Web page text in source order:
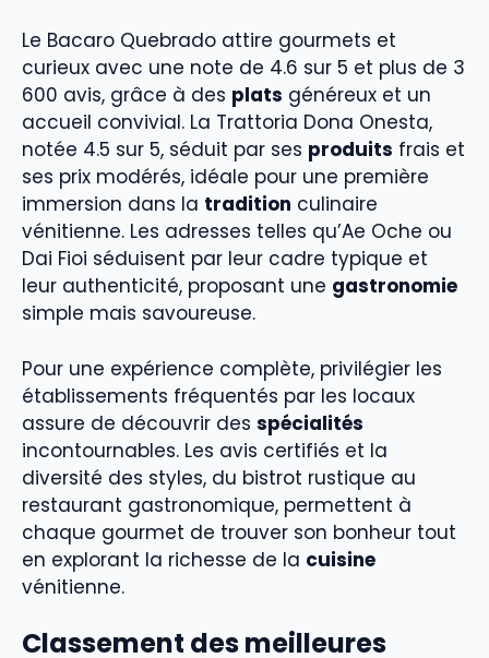
Le Bacaro Quebrado attire gourmets et
curieux avec une note de 4.6 sur 5 et plus de 3
600 avis, grâce à des plats généreux et un
accueil convivial. La Trattoria Dona Onesta,
notée 4.5 sur 5, séduit par ses produits frais et
ses prix modérés, idéale pour une première
immersion dans la tradition culinaire
vénitienne. Les adresses telles qu’Ae Oche ou
Dai Fioi séduisent par leur cadre typique et
leur authenticité, proposant une gastronomie
simple mais savoureuse.
Pour une expérience complète, privilégier les
établissements fréquentés par les locaux
assure de découvrir des spécialités
incontournables. Les avis certifiés et la
diversité des styles, du bistrot rustique au
restaurant gastronomique, permettent à
chaque gourmet de trouver son bonheur tout
en explorant la richesse de la cuisine
vénitienne.
Classement des meilleures